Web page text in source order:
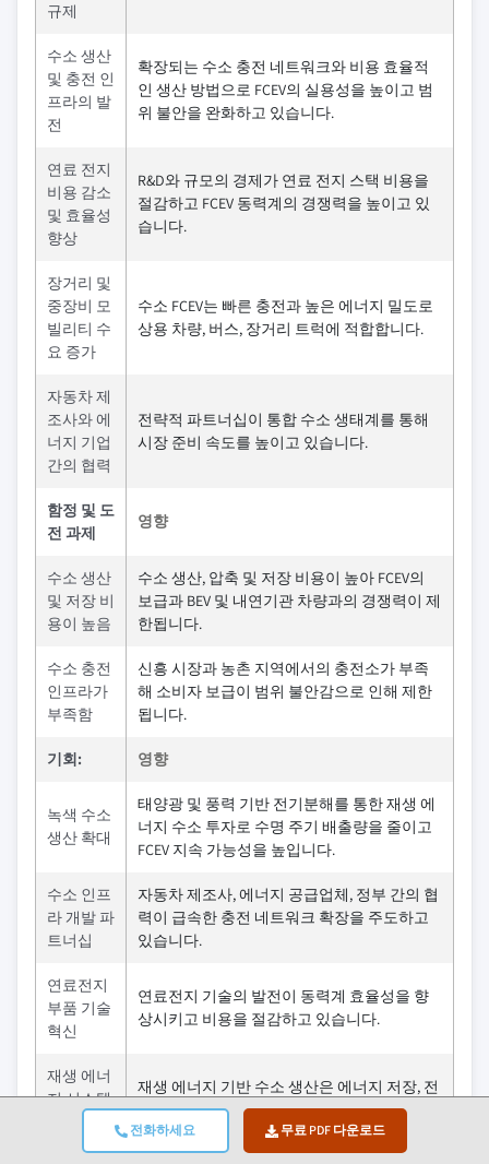
전화하세요 무료 PDF 다운로드
규제
수소 생산
및 충전 인
프라의 발
전
확장되는 수소 충전 네트워크와 비용 효율적
인 생산 방법으로 FCEV의 실용성을 높이고 범
위 불안을 완화하고 있습니다.
연료 전지
비용 감소
및 효율성
향상
R&D와 규모의 경제가 연료 전지 스택 비용을
절감하고 FCEV 동력계의 경쟁력을 높이고 있
습니다.
장거리 및
중장비 모
빌리티 수
요 증가
수소 FCEV는 빠른 충전과 높은 에너지 밀도로
상용 차량, 버스, 장거리 트럭에 적합합니다.
자동차 제
조사와 에
너지 기업
간의 협력
전략적 파트너십이 통합 수소 생태계를 통해
시장 준비 속도를 높이고 있습니다.
함정 및 도
전 과제
영향
수소 생산
및 저장 비
용이 높음
수소 생산, 압축 및 저장 비용이 높아 FCEV의
보급과 BEV 및 내연기관 차량과의 경쟁력이 제
한됩니다.
수소 충전
인프라가
부족함
신흥 시장과 농촌 지역에서의 충전소가 부족
해 소비자 보급이 범위 불안감으로 인해 제한
됩니다.
기회: 영향
녹색 수소
생산 확대
태양광 및 풍력 기반 전기분해를 통한 재생 에
너지 수소 투자로 수명 주기 배출량을 줄이고
FCEV 지속 가능성을 높입니다.
수소 인프
라 개발 파
트너십
자동차 제조사, 에너지 공급업체, 정부 간의 협
력이 급속한 충전 네트워크 확장을 주도하고
있습니다.
연료전지
부품 기술
혁신
연료전지 기술의 발전이 동력계 효율성을 향
상시키고 비용을 절감하고 있습니다.
재생 에너
지 시스템
재생 에너지 기반 수소 생산은 에너지 저장, 전
력망 균형, 탄소 중립 교통을 지원합니다.